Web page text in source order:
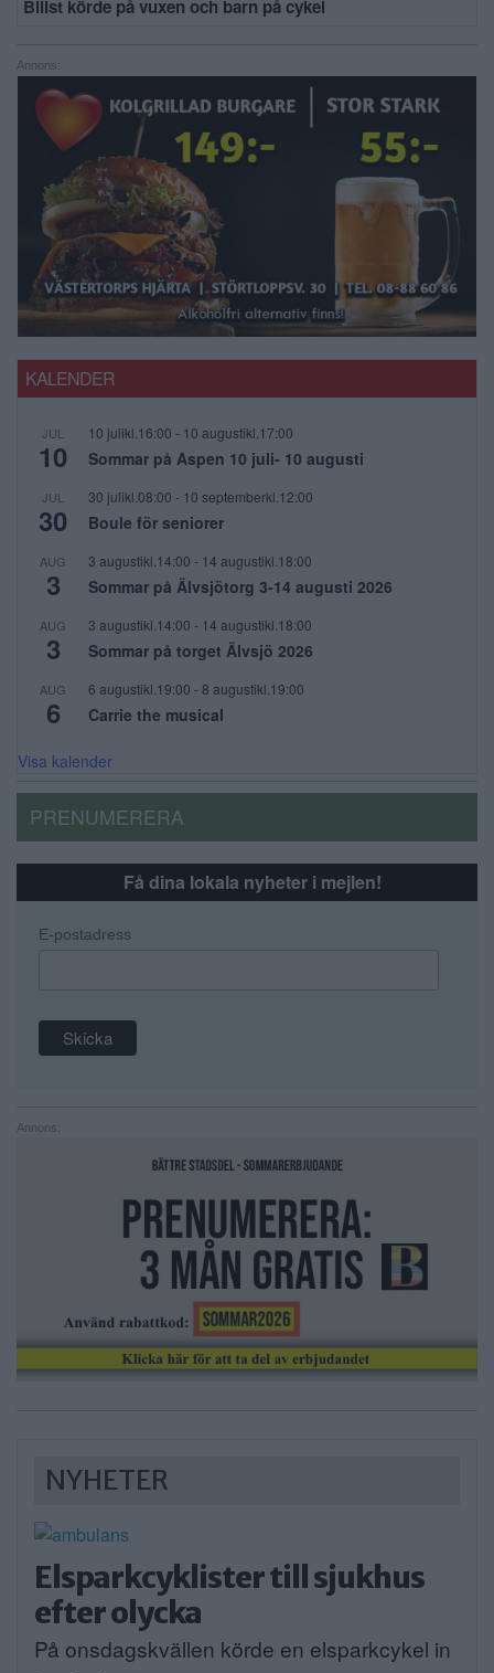
Bilist körde på vuxen och barn på cykel
Annons:
KALENDER
JUL
10
10 julikl.16:00 - 10 augustikl.17:00
Sommar på Aspen 10 juli- 10 augusti
JUL
30
30 julikl.08:00 - 10 septemberkl.12:00
Boule för seniorer
AUG
3
3 augustikl.14:00 - 14 augustikl.18:00
Sommar på Älvsjötorg 3-14 augusti 2026
AUG
3
3 augustikl.14:00 - 14 augustikl.18:00
Sommar på torget Älvsjö 2026
AUG
6
6 augustikl.19:00 - 8 augustikl.19:00
Carrie the musical
Visa kalender
PRENUMERERA
Få dina lokala nyheter i mejlen!
E-postadress
Annons:
NYHETER
Elsparkcyklister till sjukhus
efter olycka
På onsdagskvällen körde en elsparkcykel in